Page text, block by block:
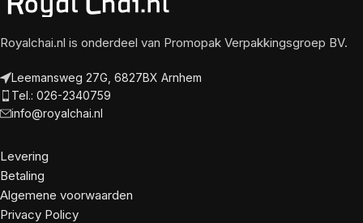
Royalchai.nl is onderdeel van Promopak Verpakkingsgroep BV.
Leemansweg 27G, 6827BX Arnhem
Tel.: 026-2340759
info@royalchai.nl
Levering
Betaling
Algemene voorwaarden
Privacy Policy